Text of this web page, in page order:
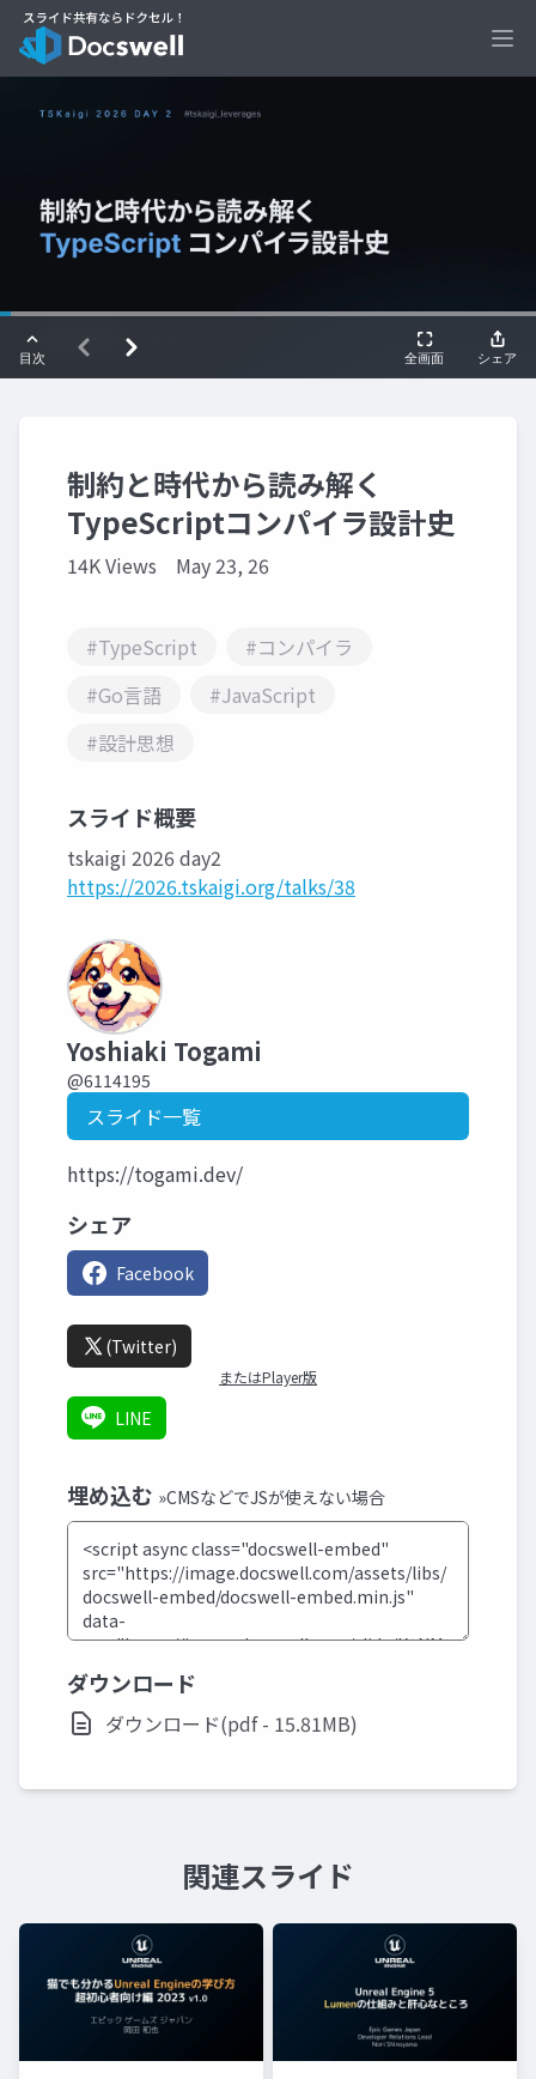
制約と時代から読み解く
TypeScriptコンパイラ設計史
14K Views May 23, 26
#TypeScript
#コンパイラ
#Go言語
#JavaScript
#設計思想
スライド概要
tskaigi 2026 day2
https://2026.tskaigi.org/talks/38
Yoshiaki Togami
@6114195
スライド一覧
https://togami.dev/
シェア
Facebook
(Twitter)
またはPlayer版
LINE
埋め込む »CMSなどでJSが使えない場合
ダウンロード
ダウンロード(pdf - 15.81MB)
関連スライド